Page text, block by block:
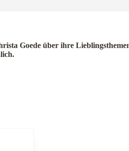
Goede über ihre